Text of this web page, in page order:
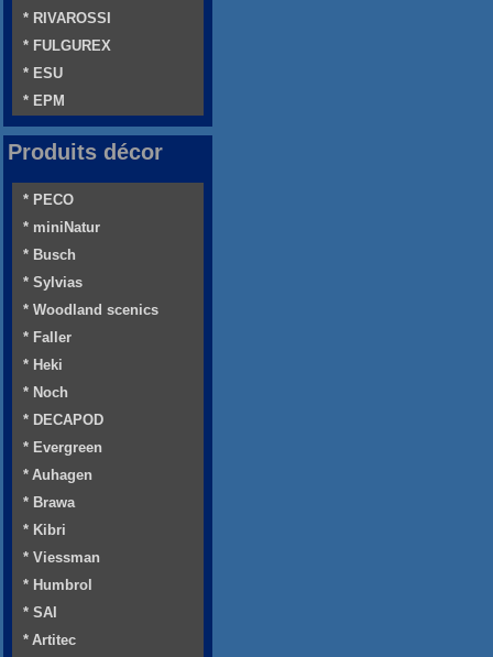
* RIVAROSSI
* FULGUREX
* ESU
* EPM
Produits décor
* PECO
* miniNatur
* Busch
* Sylvias
* Woodland scenics
* Faller
* Heki
* Noch
* DECAPOD
* Evergreen
* Auhagen
* Brawa
* Kibri
* Viessman
* Humbrol
* SAI
* Artitec